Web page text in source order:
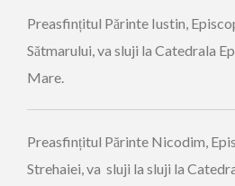
Preasfințitul Părinte Iustin,
Sătmarului, va sluji la Catedrala
Mare.
Preasfințitul Părinte Nicodim,
Strehaiei, va sluji la sluji la